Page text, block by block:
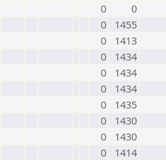
0
0
0
1455
0
1413
0
1434
0
1434
0
1434
0
1435
0
1430
0
1430
0
1414